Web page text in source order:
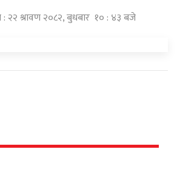
: २२ श्रावण २०८२, बुधबार १० : ४३ बजे